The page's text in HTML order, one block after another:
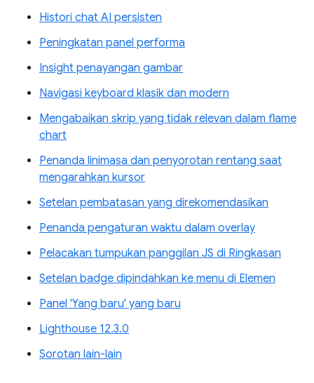
Histori chat AI persisten
Peningkatan panel performa
Insight penayangan gambar
Navigasi keyboard klasik dan modern
Mengabaikan skrip yang tidak relevan dalam flame
chart
Penanda linimasa dan penyorotan rentang saat
mengarahkan kursor
Setelan pembatasan yang direkomendasikan
Penanda pengaturan waktu dalam overlay
Pelacakan tumpukan panggilan JS di Ringkasan
Setelan badge dipindahkan ke menu di Elemen
Panel 'Yang baru' yang baru
Lighthouse 12.3.0
Sorotan lain-lain